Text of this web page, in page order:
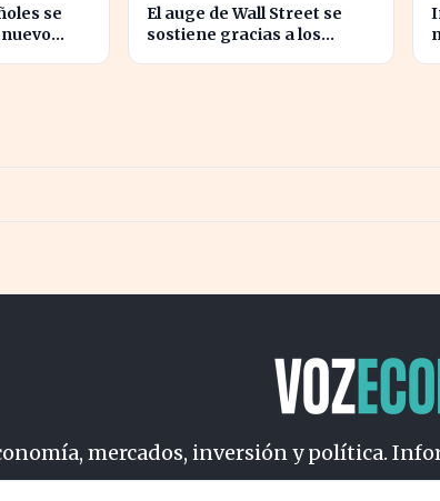
se
El auge de Wall Street se
sostiene gracias a los
mercados, inversión y política.